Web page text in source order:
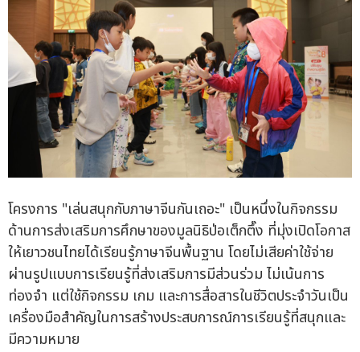
โครงการ "เล่นสนุกกับภาษาจีนกันเถอะ" เป็นหนึ่งในกิจกรรม
ด้านการส่งเสริมการศึกษาของมูลนิธิป่อเต็กตึ๊ง ที่มุ่งเปิดโอกาส
ให้เยาวชนไทยได้เรียนรู้ภาษาจีนพื้นฐาน โดยไม่เสียค่าใช้จ่าย
ผ่านรูปแบบการเรียนรู้ที่ส่งเสริมการมีส่วนร่วม ไม่เน้นการ
ท่องจำ แต่ใช้กิจกรรม เกม และการสื่อสารในชีวิตประจำวันเป็น
เครื่องมือสำคัญในการสร้างประสบการณ์การเรียนรู้ที่สนุกและ
มีความหมาย